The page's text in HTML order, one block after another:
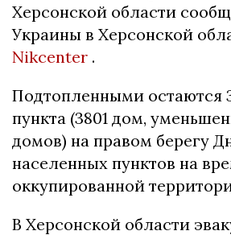
Херсонской области
Украины в Херсонской
Nikcenter .
Подтопленными остаются
пункта (3801 дом,
домов) на правом берегу
населенных пунктов на
оккупированной
В Херсонской области